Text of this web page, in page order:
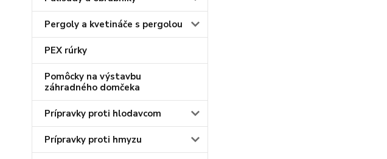
Pergoly a kvetináče s pergolou
PEX rúrky
Pomôcky na výstavbu
záhradného domčeka
Prípravky proti hlodavcom
Prípravky proti hmyzu